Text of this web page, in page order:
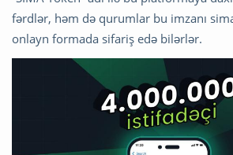
fərdlər, həm də qurumlar bu imzanı
onlayn formada sifariş edə bilərlər.